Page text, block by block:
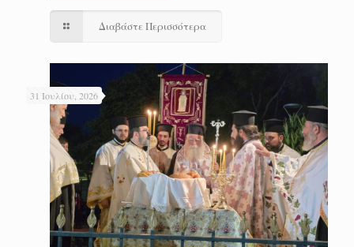
Διαβάστε Περισσότερα
31 Ιουλίου, 2026